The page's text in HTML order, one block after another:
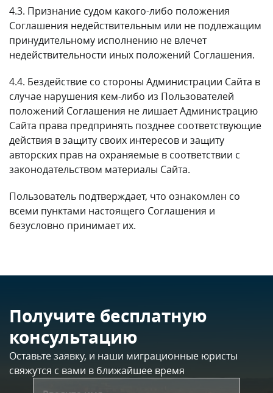
4.3. Признание судом какого-либо положения
Соглашения недействительным или не подлежащим
принудительному исполнению не влечет
недействительности иных положений Соглашения.
4.4. Бездействие со стороны Администрации Сайта в
случае нарушения кем-либо из Пользователей
положений Соглашения не лишает Администрацию
Сайта права предпринять позднее соответствующие
действия в защиту своих интересов и защиту
авторских прав на охраняемые в соответствии с
законодательством материалы Сайта.
Пользователь подтверждает, что ознакомлен со
всеми пунктами настоящего Соглашения и
безусловно принимает их.
Получите бесплатную
консультацию
Оставьте заявку, и наши миграционные юристы
свяжутся с вами в ближайшее время